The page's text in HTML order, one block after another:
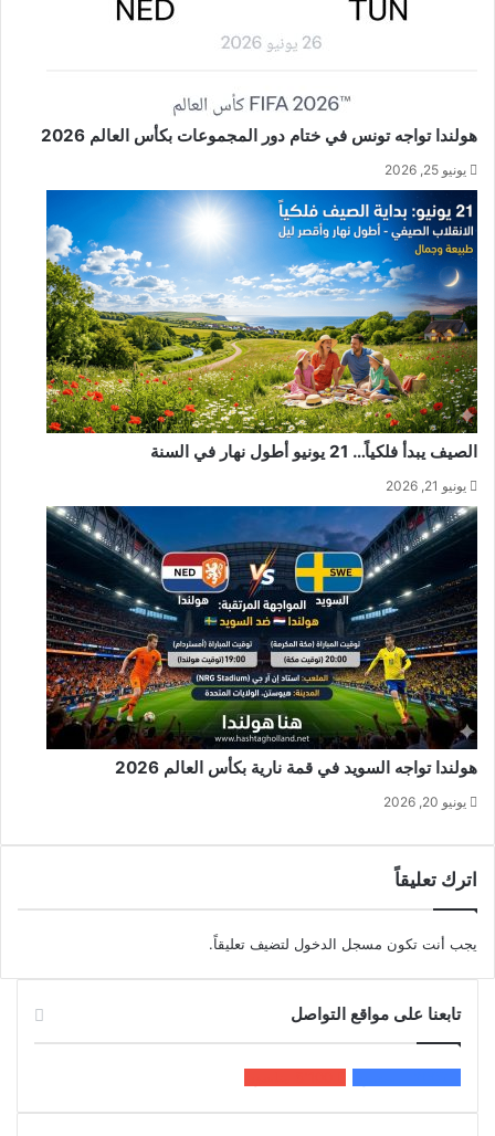
هولندا تواجه تونس في ختام دور المجموعات بكأس العالم 2026
يونيو 25, 2026
الصيف يبدأ فلكياً… 21 يونيو أطول نهار في السنة
يونيو 21, 2026
هولندا تواجه السويد في قمة نارية بكأس العالم 2026
يونيو 20, 2026
اترك تعليقاً
يجب أنت تكون مسجل الدخول لتضيف تعليقاً.
تابعنا على مواقع التواصل